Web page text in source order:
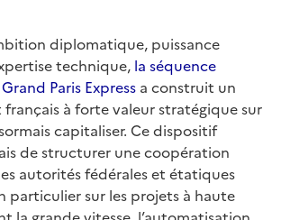
diplomatique, puissance
technique, la séquence
Paris Express a construit un
à forte valeur stratégique sur
capitaliser. Ce dispositif
de structurer une coopération
autorités fédérales et étatiques
particulier sur les projets à haute